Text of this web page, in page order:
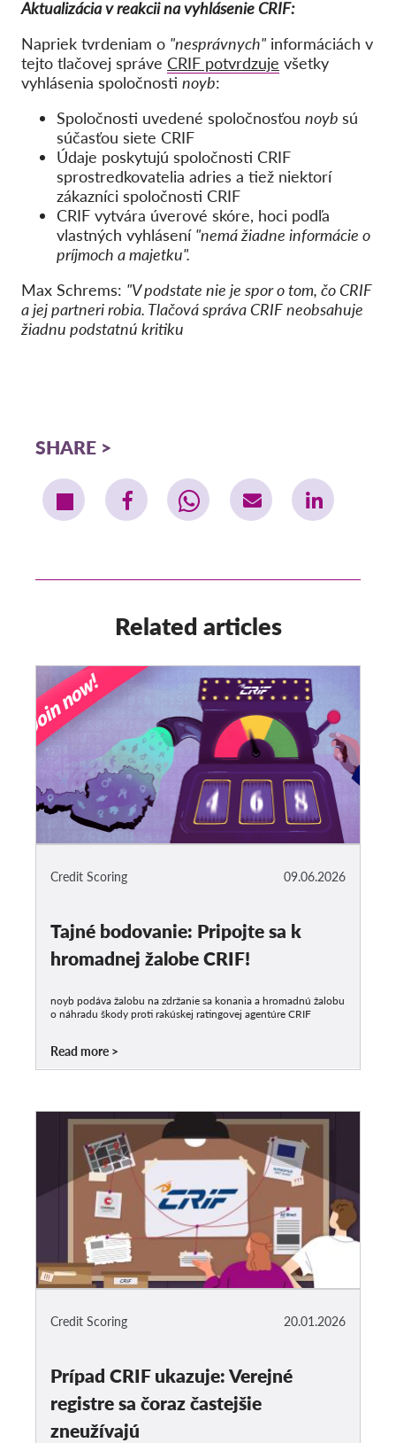
Aktualizácia v reakcii na vyhlásenie CRIF:
Napriek tvrdeniam o "nesprávnych" informáciách v
tejto tlačovej správe CRIF potvrdzuje všetky
vyhlásenia spoločnosti noyb:
Spoločnosti uvedené spoločnosťou noyb sú
súčasťou siete CRIF
Údaje poskytujú spoločnosti CRIF
sprostredkovatelia adries a tiež niektorí
zákazníci spoločnosti CRIF
CRIF vytvára úverové skóre, hoci podľa
vlastných vyhlásení "nemá žiadne informácie o
príjmoch a majetku".
Max Schrems: "V podstate nie je spor o tom, čo CRIF
a jej partneri robia. Tlačová správa CRIF neobsahuje
žiadnu podstatnú kritiku
SHARE
Related articles
09.06.2026
Credit Scoring
Tajné bodovanie: Pripojte sa k
hromadnej žalobe CRIF!
noyb podáva žalobu na zdržanie sa konania a hromadnú žalobu
o náhradu škody proti rakúskej ratingovej agentúre CRIF
Read more
20.01.2026
Credit Scoring
Prípad CRIF ukazuje: Verejné
registre sa čoraz častejšie
zneužívajú